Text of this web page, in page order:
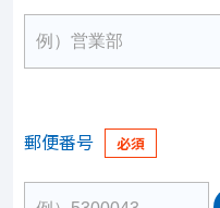
郵便番号